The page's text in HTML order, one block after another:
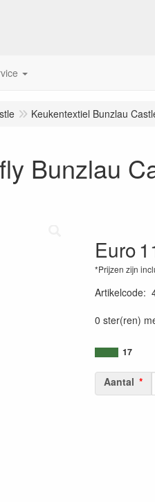
Keukentextiel Bunzlau
Bunzlau
Euro
*Prijzen zijn
Artikelcode:
0 ster(ren)
17
Aantal